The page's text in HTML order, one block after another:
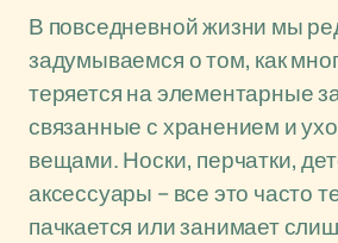
В повседневной жизни мы
задумываемся о том, как
теряется на элементарные
связанные с хранением и
вещами. Носки, перчатки,
аксессуары – все это часто
пачкается или занимает